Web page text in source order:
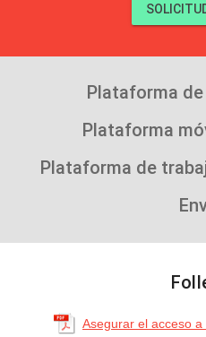
Plataforma
Plataforma
Plataforma de
Asegurar el acceso